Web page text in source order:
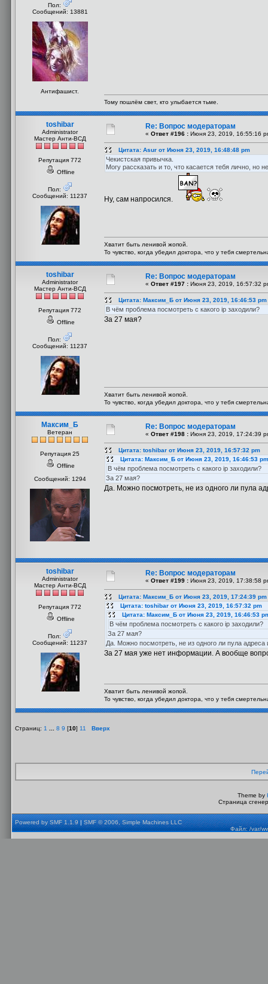
Пол:
Сообщений: 13881
Антифашист.
Тому пошлём свет, кто улыбается тьме.
toshibar
Administrator
Мастер Анти-ВСД
Репутация 772
Offline
Пол:
Сообщений: 11237
Re: Вопрос модераторам
« Ответ #196 : Июня 23, 2019, 16:55:16
Цитата: Asur от Июня 23, 2019, 16:48:48 pm
Чекистская привычка.
Могу рассказать и то, что касается тебя лично, но
Ну, сам напросился.
Хватит быть ленивой жопой.
То чувство, когда убедил доктора, что у тебя
toshibar
Administrator
Мастер Анти-ВСД
Репутация 772
Offline
Пол:
Сообщений: 11237
Re: Вопрос модераторам
« Ответ #197 : Июня 23, 2019, 16:57:32
Цитата: Максим_Б от Июня 23, 2019, 16:46:53 pm
В чём проблема посмотреть с какого ip заходили?
За 27 мая?
Хватит быть ленивой жопой.
То чувство, когда убедил доктора, что у тебя
Максим_Б
Ветеран
Репутация 25
Offline
Сообщений: 1294
Re: Вопрос модераторам
« Ответ #198 : Июня 23, 2019, 17:24:39
Цитата: toshibar от Июня 23, 2019, 16:57:32 pm
Цитата: Максим_Б от Июня 23, 2019, 16:46:53 pm
В чём проблема посмотреть с какого ip заходили?
За 27 мая?
Да. Можно посмотреть, не из одного ли пула
toshibar
Administrator
Мастер Анти-ВСД
Репутация 772
Offline
Пол:
Сообщений: 11237
Re: Вопрос модераторам
« Ответ #199 : Июня 23, 2019, 17:38:58
Цитата: Максим_Б от Июня 23, 2019, 17:24:39 pm
Цитата: toshibar от Июня 23, 2019, 16:57:32 pm
Цитата: Максим_Б от Июня 23, 2019, 16:46:53
В чём проблема посмотреть с какого ip заходили?
За 27 мая?
Да. Можно посмотреть, не из одного ли пула адреса
За 27 мая уже нет информации. А вообще
Хватит быть ленивой жопой.
То чувство, когда убедил доктора, что у тебя
Страниц: 1 8 9 [10] 11 Вверх
Theme by
Страница
Powered by SMF 1.1.9|SMF © 2006, Simple Machines LLC
Файл: /var/